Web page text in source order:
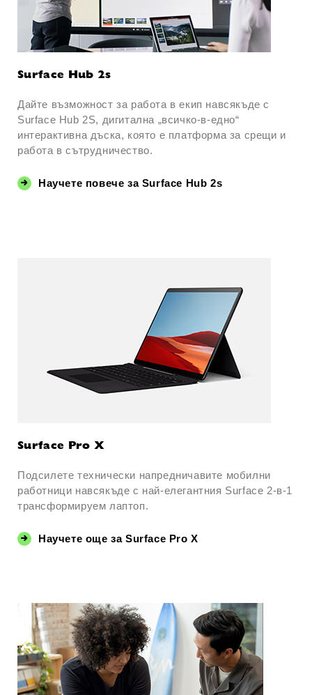
Surface Hub 2s
Дайте възможност за работа в екип навсякъде с
Surface Hub 2S, дигитална „всичко-в-едно“
интерактивна дъска, която е платформа за срещи и
работа в сътрудничество.
Научете повече за Surface Hub 2s
Surface Pro X
Подсилете технически напредничавите мобилни
работници навсякъде с най-елегантния Surface 2-в-1
трансформируем лаптоп.
Научете още за Surface Pro X